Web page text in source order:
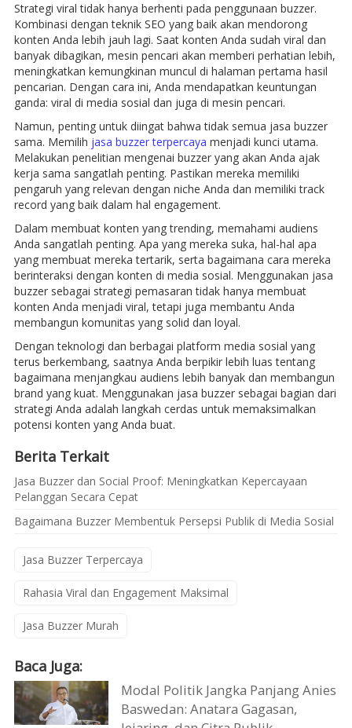
Strategi viral tidak hanya berhenti pada penggunaan buzzer.
Kombinasi dengan teknik SEO yang baik akan mendorong
konten Anda lebih jauh lagi. Saat konten Anda sudah viral dan
banyak dibagikan, mesin pencari akan memberi perhatian lebih,
meningkatkan kemungkinan muncul di halaman pertama hasil
pencarian. Dengan cara ini, Anda mendapatkan keuntungan
ganda: viral di media sosial dan juga di mesin pencari.
Namun, penting untuk diingat bahwa tidak semua jasa buzzer
sama. Memilih jasa buzzer terpercaya menjadi kunci utama.
Melakukan penelitian mengenai buzzer yang akan Anda ajak
kerja sama sangatlah penting. Pastikan mereka memiliki
pengaruh yang relevan dengan niche Anda dan memiliki track
record yang baik dalam hal engagement.
Dalam membuat konten yang trending, memahami audiens
Anda sangatlah penting. Apa yang mereka suka, hal-hal apa
yang membuat mereka tertarik, serta bagaimana cara mereka
berinteraksi dengan konten di media sosial. Menggunakan jasa
buzzer sebagai strategi pemasaran tidak hanya membuat
konten Anda menjadi viral, tetapi juga membantu Anda
membangun komunitas yang solid dan loyal.
Dengan teknologi dan berbagai platform media sosial yang
terus berkembang, saatnya Anda berpikir lebih luas tentang
bagaimana menjangkau audiens lebih banyak dan membangun
brand yang kuat. Menggunakan jasa buzzer sebagai bagian dari
strategi Anda adalah langkah cerdas untuk memaksimalkan
potensi konten yang Anda buat.
Berita Terkait
Jasa Buzzer dan Social Proof: Meningkatkan Kepercayaan
Pelanggan Secara Cepat
Bagaimana Buzzer Membentuk Persepsi Publik di Media Sosial
Jasa Buzzer Terpercaya
Rahasia Viral dan Engagement Maksimal
Jasa Buzzer Murah
Baca Juga:
Modal Politik Jangka Panjang Anies
Baswedan: Anatara Gagasan,